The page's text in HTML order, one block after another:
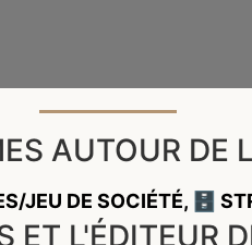
AUTOUR DE
JEU DE SOCIÉTÉ, 🗄️
ET L'ÉDITEUR